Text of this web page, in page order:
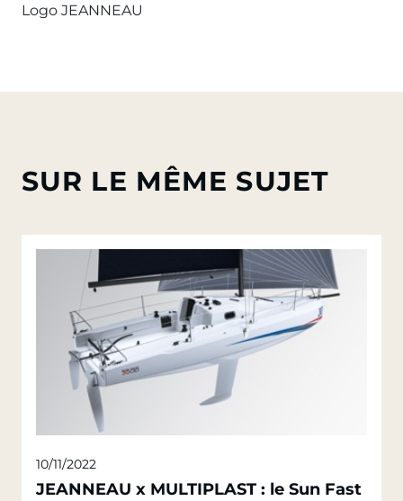
Logo JEANNEAU
SUR LE MÊME SUJET
10/11/2022
JEANNEAU x MULTIPLAST : le Sun Fast